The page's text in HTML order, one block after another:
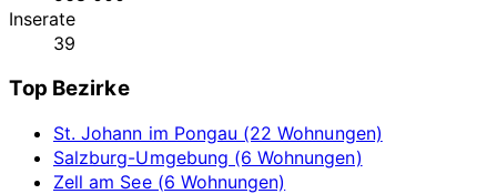
Inserate
39
Top Bezirke
St. Johann im Pongau (22 Wohnungen)
Salzburg-Umgebung (6 Wohnungen)
Zell am See (6 Wohnungen)